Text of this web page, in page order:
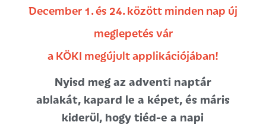
December 1. és 24. között minden nap új
meglepetés vár
a KÖKI megújult applikációjában!
Nyisd meg az adventi naptár
ablakát, kapard le a képet, és máris
kiderül, hogy tiéd-e a napi